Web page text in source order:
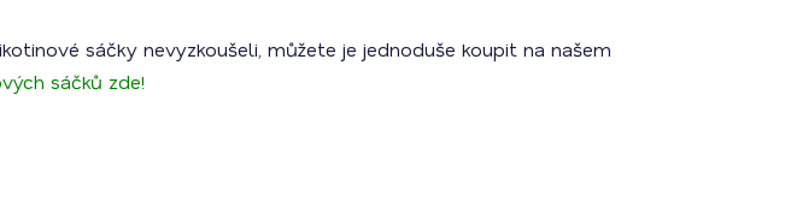
sáčky nevyzkoušeli, můžete je jednoduše koupit na našem
sáčků zde!